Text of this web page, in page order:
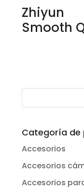
Zhiyun
Smooth
Categoría de
Accesorios
Accesorios
Accesorios